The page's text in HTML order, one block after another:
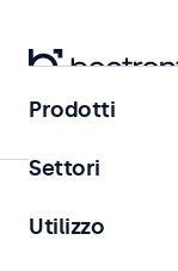
Ferrovia
Prodotti
Settori
Utilizzo